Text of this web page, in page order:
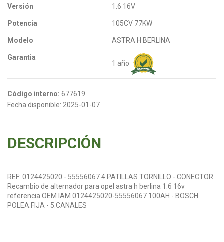
Versión 1.6 16V
Potencia 105CV 77KW
Modelo ASTRA H BERLINA
Garantia
1 año
Código interno: 677619
Fecha disponible: 2025-01-07
DESCRIPCIÓN
REF: 0124425020 - 55556067 4.PATILLAS TORNILLO - CONECTOR.
Recambio de alternador para opel astra h berlina 1.6 16v
referencia OEM IAM 0124425020-55556067 100AH - BOSCH
POLEA.FIJA - 5.CANALES